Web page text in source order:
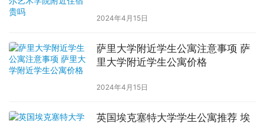
2024年4月15日
萨里大学附近学生公寓注意事项 萨
里大学附近学生公寓价格
2024年4月15日
英国埃克塞特大学学生公寓推荐 埃